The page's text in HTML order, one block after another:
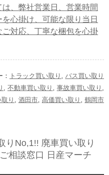
、弊社営業日、営業時間
心掛け、可能な限り当日
対応、丁寧な梱包を心掛
トラック買い取り
バス買い取り
不動車買い取り 事故車買い取り
り 酒田市 高価買い取り 鶴岡市
りNo,1!! 廃車買い取り
相談窓口 日産マーチ